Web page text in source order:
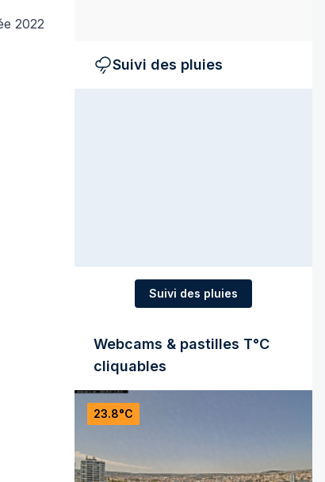
2022
Suivi des pluies
Suivi des pluies
Webcams & pastilles T°C
cliquables
23.8°C